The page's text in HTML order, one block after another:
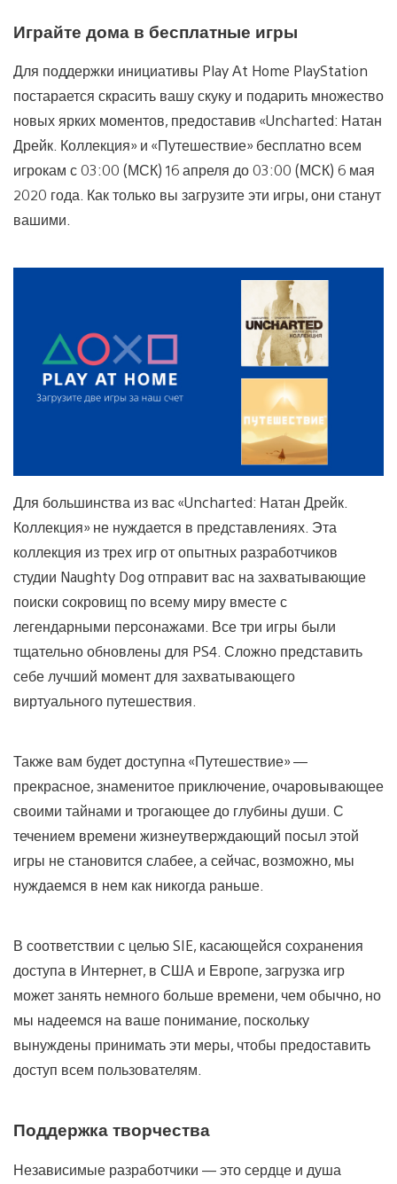
Играйте дома в бесплатные игры
Для поддержки инициативы Play At Home PlayStation
постарается скрасить вашу скуку и подарить множество
новых ярких моментов, предоставив «Uncharted: Натан
Дрейк. Коллекция» и «Путешествие» бесплатно всем
игрокам с 03:00 (МСК) 16 апреля до 03:00 (МСК) 6 мая
2020 года. Как только вы загрузите эти игры, они станут
вашими.
Для большинства из вас «Uncharted: Натан Дрейк.
Коллекция» не нуждается в представлениях. Эта
коллекция из трех игр от опытных разработчиков
студии Naughty Dog отправит вас на захватывающие
поиски сокровищ по всему миру вместе с
легендарными персонажами. Все три игры были
тщательно обновлены для PS4. Сложно представить
себе лучший момент для захватывающего
виртуального путешествия.
Также вам будет доступна «Путешествие» —
прекрасное, знаменитое приключение, очаровывающее
своими тайнами и трогающее до глубины души. С
течением времени жизнеутверждающий посыл этой
игры не становится слабее, а сейчас, возможно, мы
нуждаемся в нем как никогда раньше.
В соответствии с целью SIE, касающейся сохранения
доступа в Интернет, в США и Европе, загрузка игр
может занять немного больше времени, чем обычно, но
мы надеемся на ваше понимание, поскольку
вынуждены принимать эти меры, чтобы предоставить
доступ всем пользователям.
Поддержка творчества
Независимые разработчики — это сердце и душа